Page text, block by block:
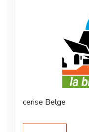
cerise Belge